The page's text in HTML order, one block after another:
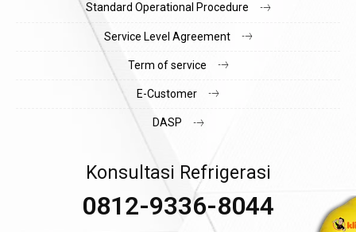
Standard Operational Procedure
Service Level Agreement
Term of service
E-Customer
DASP
Konsultasi Refrigerasi
0812-9336-8044